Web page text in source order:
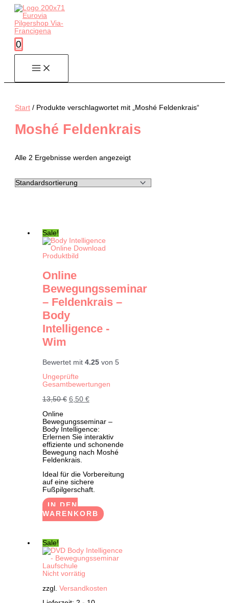
Zum
springen
0
Start / Produkte verschlagwortet mit „Moshé Feldenkrais“
Moshé Feldenkrais
Alle 2 Ergebnisse werden angezeigt
Sale!
Online
Bewegungsseminar
– Feldenkrais –
Body
Intelligence -
Wim
Bewertet mit 4.25von 5
Ungeprüfte
Gesamtbewertungen
13,50€ Ursprünglicher
13,50 €
6,50 €Aktueller
6,50 €.
Online
Bewegungsseminar –
Body Intelligence:
Erlernen Sie interaktiv
effiziente und schonende
Bewegung nach Moshé
Feldenkrais.
Ideal für die Vorbereitung
auf eine sichere
Fußpilgerschaft.
IN DEN
WARENKORB
Sale!
Nicht vorrätig
zzgl. Versandkosten